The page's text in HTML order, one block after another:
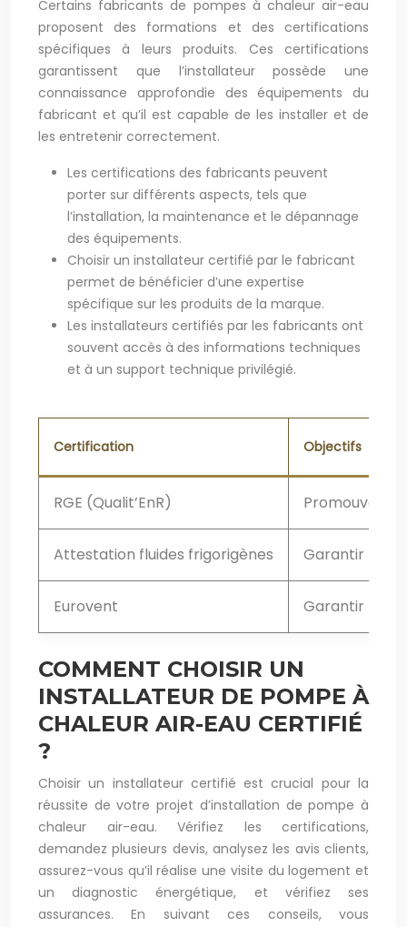
Certains fabricants de pompes à chaleur air-eau
proposent des formations et des certifications
spécifiques à leurs produits. Ces certifications
garantissent que l’installateur possède une
connaissance approfondie des équipements du
fabricant et qu’il est capable de les installer et de
les entretenir correctement.
Les certifications des fabricants peuvent
porter sur différents aspects, tels que
l’installation, la maintenance et le dépannage
des équipements.
Choisir un installateur certifié par le fabricant
permet de bénéficier d’une expertise
spécifique sur les produits de la marque.
Les installateurs certifiés par les fabricants ont
souvent accès à des informations techniques
et à un support technique privilégié.
Certification Objectifs
RGE (Qualit’EnR) Promouvoir
Attestation fluides frigorigènes Garantir la
Eurovent Garantir la
COMMENT CHOISIR UN
INSTALLATEUR DE POMPE À
CHALEUR AIR-EAU CERTIFIÉ
?
Choisir un installateur certifié est crucial pour la
réussite de votre projet d’installation de pompe à
chaleur air-eau. Vérifiez les certifications,
demandez plusieurs devis, analysez les avis clients,
assurez-vous qu’il réalise une visite du logement et
un diagnostic énergétique, et vérifiez ses
assurances. En suivant ces conseils, vous